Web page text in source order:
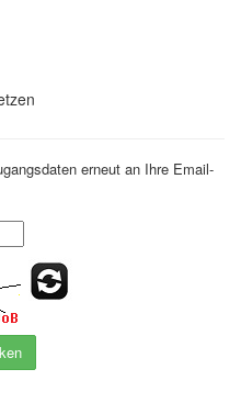
erneut an Ihre Email-